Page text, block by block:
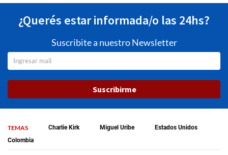
¿Querés estar informada/o las 24hs?
Suscribite a nuestro Newsletter
Suscribirme
TEMAS Charlie Kirk Miguel Uribe
Estados Unidos
Colombia